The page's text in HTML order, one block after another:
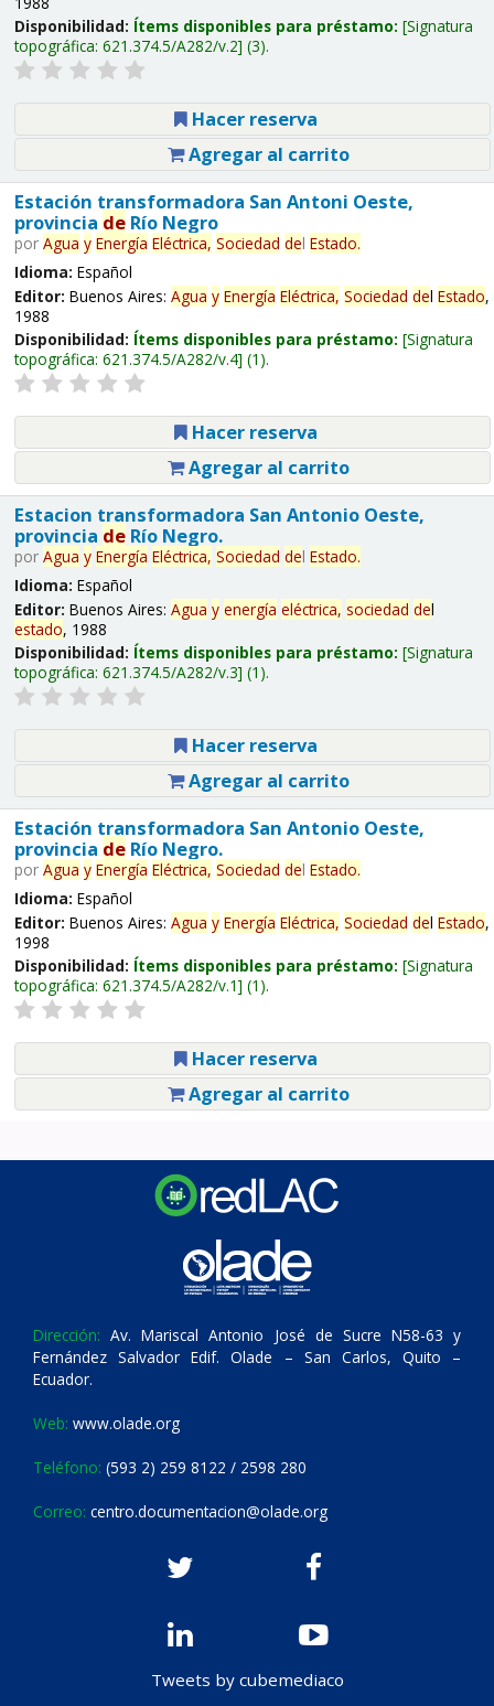
Disponibilidad: Ítems disponibles para préstamo: Signatura
topográfica: 621.374.5/A282/v.2 (3).
Hacer reserva
Agregar al carrito
Estación transformadora San Antoni Oeste,
provincia deRío Negro
por Agua y Energía Eléctrica, Sociedad del Estado.
Idioma: Español
Editor: Buenos Aires: Agua y Energía Eléctrica, Sociedad del Estado,
1988
Disponibilidad: Ítems disponibles para préstamo: Signatura
topográfica: 621.374.5/A282/v.4 (1).
Hacer reserva
Agregar al carrito
Estacion transformadora San Antonio Oeste,
provincia deRío Negro.
por Agua y Energía Eléctrica, Sociedad del Estado.
Idioma: Español
Editor: Buenos Aires: Agua y energía eléctrica, sociedad del
estado, 1988
Disponibilidad: Ítems disponibles para préstamo: Signatura
topográfica: 621.374.5/A282/v.3 (1).
Hacer reserva
Agregar al carrito
Estación transformadora San Antonio Oeste,
provincia deRío Negro.
por Agua y Energía Eléctrica, Sociedad del Estado.
Idioma: Español
Editor: Buenos Aires: Agua y Energía Eléctrica, Sociedad del Estado,
1998
Disponibilidad: Ítems disponibles para préstamo: Signatura
topográfica: 621.374.5/A282/v.1 (1).
Hacer reserva
Agregar al carrito
Dirección: Av. Mariscal Antonio José de Sucre N58-63 y
Fernández Salvador Edif. Olade – San Carlos, Quito –
Ecuador.
Web: www.olade.org
Teléfono: (593 2) 259 8122 / 2598 280
Correo: centro.documentacion@olade.org
Tweets by cubemediaco